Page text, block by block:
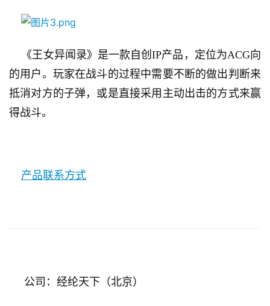
《王女异闻录》是一款自创IP产品，定位为ACG向
的用户。玩家在战斗的过程中需要不断的做出判断来
抵消对方的子弹，或是直接采用主动出击的方式来赢
得战斗。
产品联系方式
公司：经纶天下（北京）